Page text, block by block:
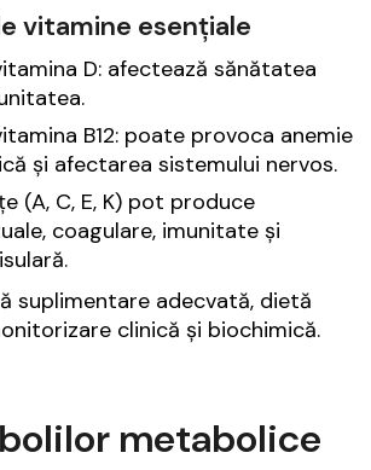
vitamine esențiale
D: afectează sănătatea
B12: poate provoca anemie
și afectarea sistemului nervos.
(A, C, E, K) pot produce
coagulare, imunitate și
suplimentare adecvată, dietă
clinică și biochimică.
metabolice